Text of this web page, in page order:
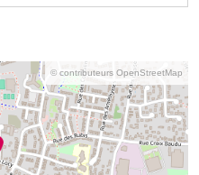
© contributeurs OpenStreetMap